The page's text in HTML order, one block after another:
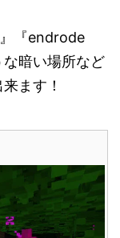
『endrode
暗い場所など
ます！